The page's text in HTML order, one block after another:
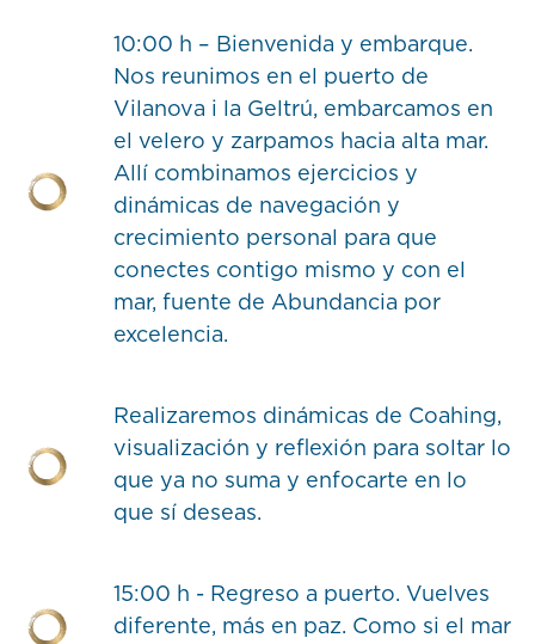
10:00 h – Bienvenida y embarque.
Nos reunimos en el puerto de
Vilanova i la Geltrú, embarcamos en
el velero y zarpamos hacia alta mar.
Allí combinamos ejercicios y
dinámicas de navegación y
crecimiento personal para que
conectes contigo mismo y con el
mar, fuente de Abundancia por
excelencia.
Realizaremos dinámicas de Coahing,
visualización y reflexión para soltar lo
que ya no suma y enfocarte en lo
que sí deseas.
15:00 h - Regreso a puerto. Vuelves
diferente, más en paz. Como si el mar